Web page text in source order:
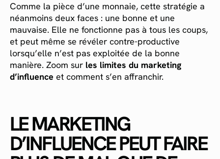
Comme la pièce d’une monnaie, cette stratégie a
néanmoins deux faces : une bonne et une
mauvaise. Elle ne fonctionne pas à tous les coups,
et peut même se révéler contre-productive
lorsqu’elle n’est pas exploitée de la bonne
manière. Zoom sur les limites du marketing
d’influence et comment s’en affranchir.
LE MARKETING
D’INFLUENCE PEUT FAIRE